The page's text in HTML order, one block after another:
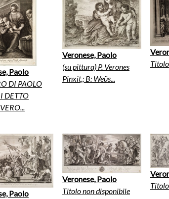
Paolo
DI PAOLO
DETTO
Veronese, Paolo
(su pittura) P. Verones
Pinxit,; B: Weüs...
Paolo
Veronese, Paolo
Titolo non disponibile